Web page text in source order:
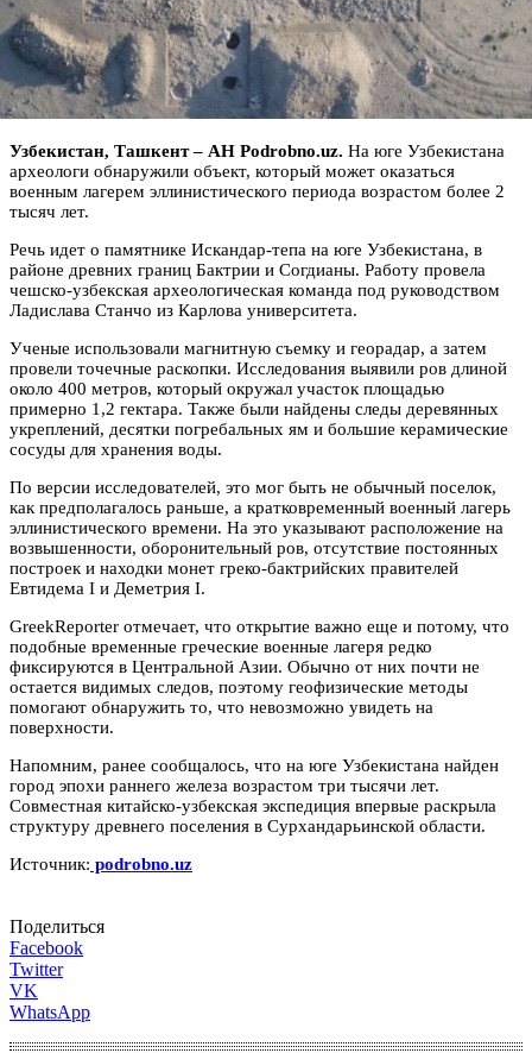
Узбекистан, Ташкент – АН Podrobno.uz. На юге Узбекистана
археологи обнаружили объект, который может оказаться
военным лагерем эллинистического периода возрастом более 2
тысяч лет.
Речь идет о памятнике Искандар-тепа на юге Узбекистана, в
районе древних границ Бактрии и Согдианы. Работу провела
чешско-узбекская археологическая команда под руководством
Ладислава Станчо из Карлова университета.
Ученые использовали магнитную съемку и георадар, а затем
провели точечные раскопки. Исследования выявили ров длиной
около 400 метров, который окружал участок площадью
примерно 1,2 гектара. Также были найдены следы деревянных
укреплений, десятки погребальных ям и большие керамические
сосуды для хранения воды.
По версии исследователей, это мог быть не обычный поселок,
как предполагалось раньше, а кратковременный военный лагерь
эллинистического времени. На это указывают расположение на
возвышенности, оборонительный ров, отсутствие постоянных
построек и находки монет греко-бактрийских правителей
Евтидема I и Деметрия I.
GreekReporter отмечает, что открытие важно еще и потому, что
подобные временные греческие военные лагеря редко
фиксируются в Центральной Азии. Обычно от них почти не
остается видимых следов, поэтому геофизические методы
помогают обнаружить то, что невозможно увидеть на
поверхности.
Напомним, ранее сообщалось, что на юге Узбекистана найден
город эпохи раннего железа возрастом три тысячи лет.
Совместная китайско-узбекская экспедиция впервые раскрыла
структуру древнего поселения в Сурхандарьинской области.
Источник: podrobno.uz
Поделиться
Facebook
Twitter
VK
WhatsApp